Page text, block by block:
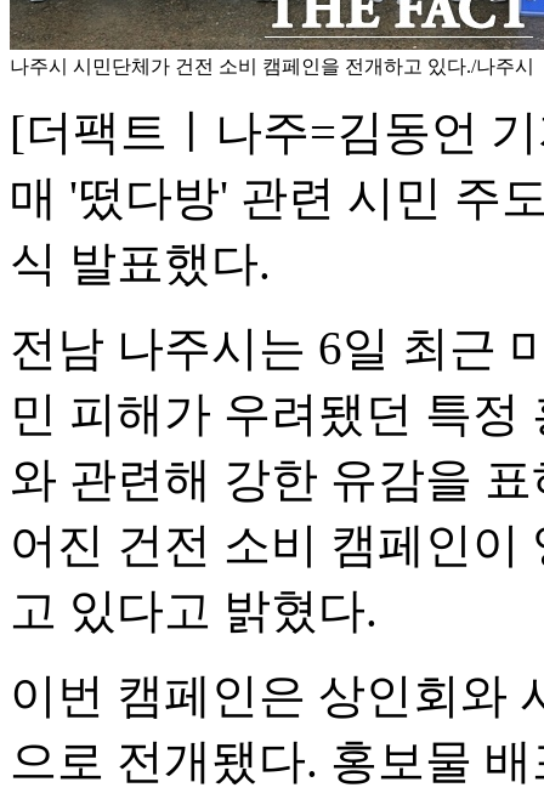
나주시 시민단체가 건전 소비 캠페인을 전개하고 있다./나주시
[더팩트ㅣ나주=김동언
매 '떴다방' 관련 시민 주
식 발표했다.
전남 나주시는 6일 최근
민 피해가 우려됐던 특
와 관련해 강한 유감을
어진 건전 소비 캠페인이
고 있다고 밝혔다.
이번 캠페인은 상인회와
으로 전개됐다. 홍보물